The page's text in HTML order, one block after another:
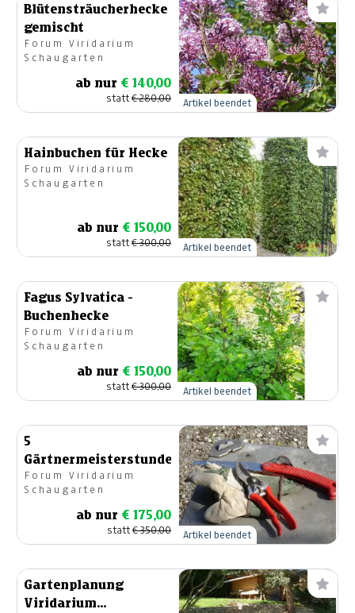
Blütensträucherhecke
gemischt
Forum Viridarium
Schaugarten
ab nur € 140,00
statt€ 280,00 Artikel beendet
Hainbuchen für Hecke
Forum Viridarium
Schaugarten
ab nur € 150,00
statt€ 300,00 Artikel beendet
Fagus Sylvatica -
Buchenhecke
Forum Viridarium
Schaugarten
ab nur € 150,00
statt€ 300,00 Artikel beendet
5
Gärtnermeisterstunden
Forum Viridarium
Schaugarten
ab nur € 175,00
statt€ 350,00 Artikel beendet
Gartenplanung
Viridarium